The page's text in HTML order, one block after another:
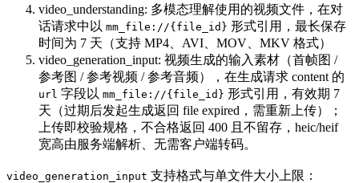
video_understanding: 多模态理解使用的视频文件，在对
话请求中以 mm_file://{file_id} 形式引用，最长保存
时间为 7 天（支持 MP4、AVI、MOV、MKV 格式）
video_generation_input: 视频生成的输入素材（首帧图 /
参考图 / 参考视频 / 参考音频），在生成请求 content 的
url 字段以 mm_file://{file_id} 形式引用，有效期 7
天（过期后发起生成返回 file expired，需重新上传）；
上传即校验规格，不合格返回 400 且不留存，heic/heif
宽高由服务端解析、无需客户端转码。
video_generation_input 支持格式与单文件大小上限：